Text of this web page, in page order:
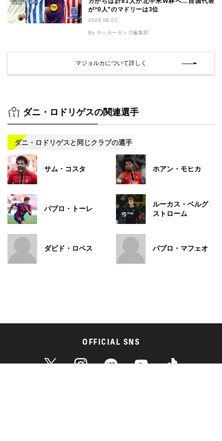
が“0人”のマドリーは3位
2026.06.07
By サッカーキング編集部
マジョルカについて詳しく
ダニ・ロドリゲスの関連選手
ダニ・ロドリゲスと同じクラブの選手
サム・コスタ ホアン・モヒカ
パブロ・トーレ
ルーカス・ベルグ
ストローム
ダビド・ロペス パブロ・マフェオ
OFFICIAL SNS